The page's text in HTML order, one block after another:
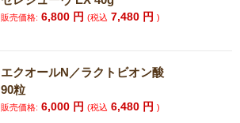
販売価格: 6,800 円(税込 7,480 円)
エクオールN／ラクトビオン酸
90粒
販売価格: 6,000 円(税込 6,480 円)